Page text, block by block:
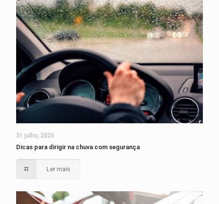
31 julho, 2026
Dicas para dirigir na chuva com segurança
Ler mais